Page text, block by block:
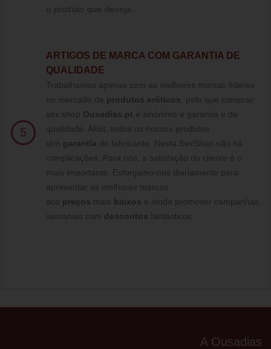
o produto que deseja.
5
ARTIGOS DE MARCA COM GARANTIA DE
QUALIDADE
Trabalhamos apenas com as melhores marcas líderes
no mercado de produtos eróticos , pelo que comprar
sex shop Ousadias.pt é sinónimo e garantia e de
qualidade. Aliás, todos os nossos produtos
têm garantia do fabricante. Nesta SexShop não há
complicações. Para nós, a satisfação do cliente é o
mais importante. Esforçamo-nos diariamente para
apresentar as melhores marcas
aos preços mais baixos e ainda promover campanhas
semanais com descontos fantásticos.
A Ousadias